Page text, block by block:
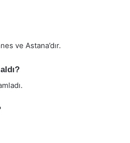
ve Astana’dır.